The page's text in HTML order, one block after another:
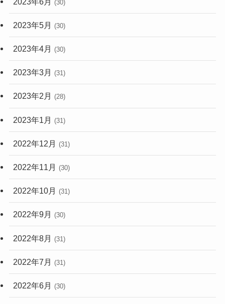
(30)
2023年5月 (30)
2023年4月 (30)
2023年3月 (31)
2023年2月 (28)
2023年1月 (31)
2022年12月 (31)
2022年11月 (30)
2022年10月 (31)
2022年9月 (30)
2022年8月 (31)
2022年7月 (31)
2022年6月 (30)